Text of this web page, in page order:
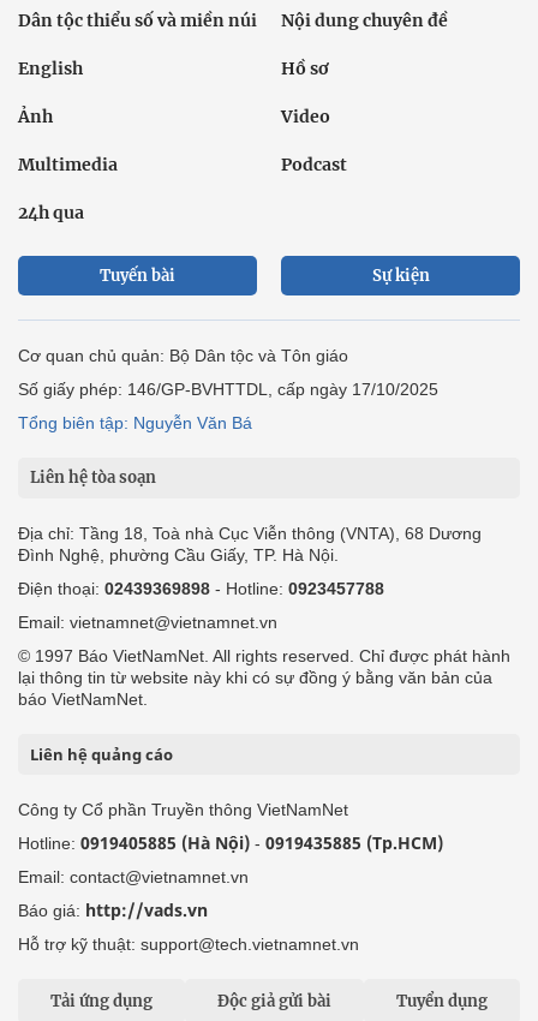
Dân tộc thiểu số và miền núi Nội dung chuyên đề
English Hồ sơ
Ảnh Video
Multimedia Podcast
24h qua
Tuyến bài Sự kiện
Cơ quan chủ quản: Bộ Dân tộc và Tôn giáo
Số giấy phép: 146/GP-BVHTTDL, cấp ngày 17/10/2025
Tổng biên tập: Nguyễn Văn Bá
Liên hệ tòa soạn
Địa chỉ: Tầng 18, Toà nhà Cục Viễn thông (VNTA), 68 Dương
Đình Nghệ, phường Cầu Giấy, TP. Hà Nội.
Điện thoại: 02439369898 - Hotline: 0923457788
Email: vietnamnet@vietnamnet.vn
© 1997 Báo VietNamNet. All rights reserved. Chỉ được phát hành
lại thông tin từ website này khi có sự đồng ý bằng văn bản của
báo VietNamNet.
Liên hệ quảng cáo
Công ty Cổ phần Truyền thông VietNamNet
Hotline: 0919405885 (Hà Nội) - 0919435885 (Tp.HCM)
Email: contact@vietnamnet.vn
Báo giá: http://vads.vn
Hỗ trợ kỹ thuật: support@tech.vietnamnet.vn
Tải ứng dụng Độc giả gửi bài Tuyển dụng